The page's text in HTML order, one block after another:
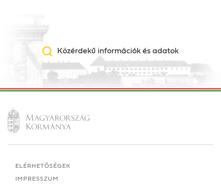
Közérdekű információk és adatok
ELÉRHETŐSÉGEK
IMPRESSZUM